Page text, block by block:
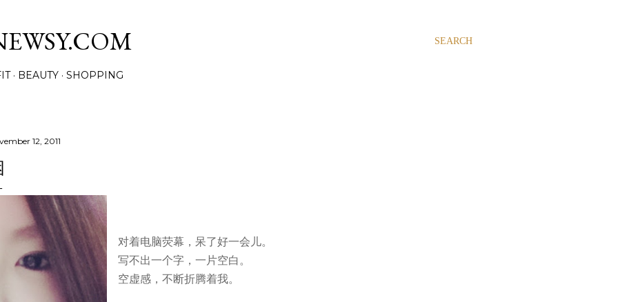
SEARCH
BEAUTY SHOPPING
12, 2011
对着电脑荧幕，呆了好一会儿。
写不出一个字，一片空白。
空虚感，不断折腾着我。